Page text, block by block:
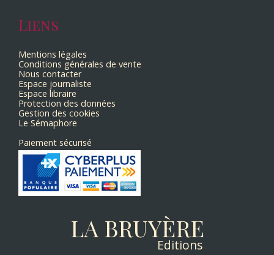
Liens
Mentions légales
Conditions générales de vente
Nous contacter
Espace journaliste
Espace libraire
Protection des données
Gestion des cookies
Le Sémaphore
Paiement sécurisé
LA BRUYÈRE
Editions